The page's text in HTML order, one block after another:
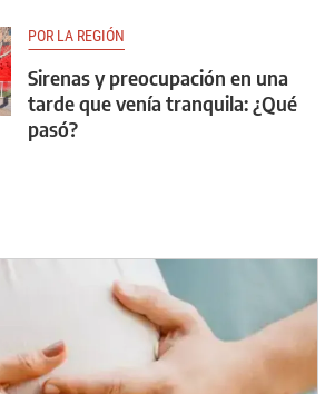
POR LA REGIÓN
Sirenas y preocupación en una
tarde que venía tranquila: ¿Qué
pasó?